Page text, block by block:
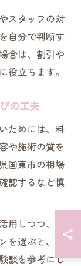
スタッフの対
自分で判断す
合は、割引や
役立ちます。
の工夫
ためには、料
や施術の質を
国東市の相場
認するなど慎
しつつ、無
選ぶと、長
談を参考にし